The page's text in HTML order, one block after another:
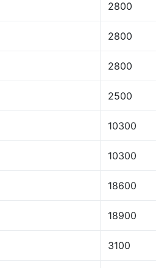
2800
2800
2800
2500
10300
10300
18600
18900
3100